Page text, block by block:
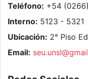
Teléfono: +54
Interno: 5123 - 5321
Ubicación: 2° Piso
Email: